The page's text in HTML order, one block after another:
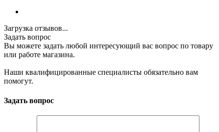
Загрузка отзывов...
Задать вопрос
Вы можете задать любой интересующий вас вопрос по товару
или работе магазина.
Наши квалифицированные специалисты обязательно вам
помогут.
Задать вопрос